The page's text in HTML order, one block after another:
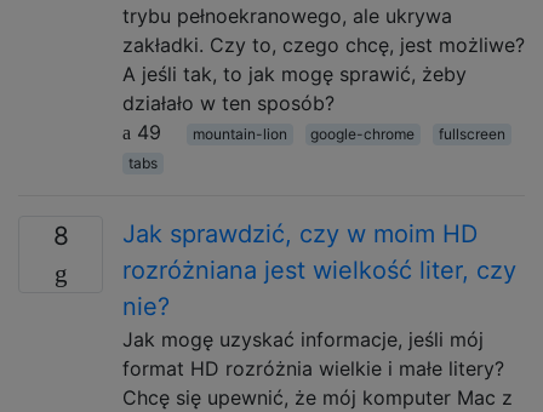
trybu pełnoekranowego, ale ukrywa
zakładki. Czy to, czego chcę, jest możliwe?
A jeśli tak, to jak mogę sprawić, żeby
działało w ten sposób?
49
mountain-lion google-chrome
fullscreen
tabs
8
Jak sprawdzić, czy w moim HD
rozróżniana jest wielkość liter, czy
nie?
Jak mogę uzyskać informacje, jeśli mój
format HD rozróżnia wielkie i małe litery?
Chcę się upewnić, że mój komputer Mac z